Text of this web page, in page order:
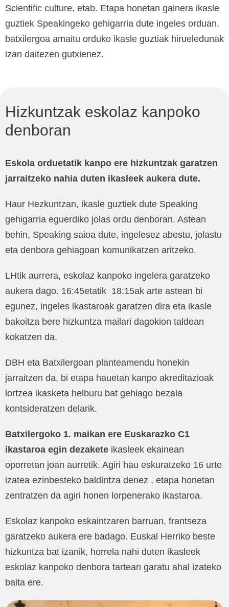
Scientific culture, etab. Etapa honetan gainera ikasle
guztiek Speakingeko gehigarria dute ingeles orduan,
batxilergoa amaitu orduko ikasle guztiak hirueledunak
izan daitezen gutxienez.
Hizkuntzak eskolaz kanpoko
denboran
Eskola orduetatik kanpo ere hizkuntzak garatzen
jarraitzeko nahia duten ikasleek aukera dute.
Haur Hezkuntzan, ikasle guztiek dute Speaking
gehigarria eguerdiko jolas ordu denboran. Astean
behin, Speaking saioa dute, ingelesez abestu, jolastu
eta denbora gehiagoan komunikatzen aritzeko.
LHtik aurrera, eskolaz kanpoko ingelera garatzeko
aukera dago. 16:45etatik 18:15ak arte astean bi
egunez, ingeles ikastaroak garatzen dira eta ikasle
bakoitza bere hizkuntza mailari dagokion taldean
kokatzen da.
DBH eta Batxilergoan planteamendu honekin
jarraitzen da, bi etapa hauetan kanpo akreditazioak
lortzea ikasketa helburu bat gehiago bezala
kontsideratzen delarik.
Batxilergoko 1. maikan ere Euskarazko C1
ikastaroa egin dezakete ikasleek ekainean
oporretan joan aurretik. Agiri hau eskuratzeko 16 urte
izatea ezinbesteko baldintza denez , etapa honetan
zentratzen da agiri honen lorpenerako ikastaroa.
Eskolaz kanpoko eskaintzaren barruan, frantseza
garatzeko aukera ere badago. Euskal Herriko beste
hizkuntza bat izanik, horrela nahi duten ikasleek
eskolaz kanpoko denbora tartean garatu ahal izateko
baita ere.